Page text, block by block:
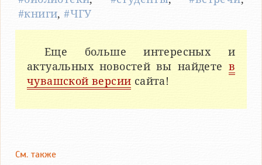
#книги,#ЧГУ
Еще больше интересных и
актуальных новостей вы найдете в
чувашской версии сайта!
См. также